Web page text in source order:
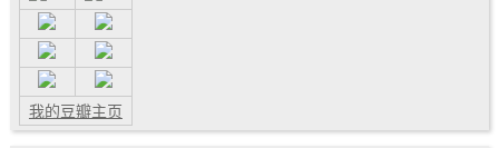
我的豆瓣主页